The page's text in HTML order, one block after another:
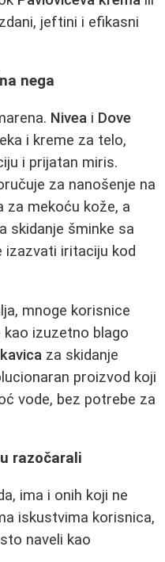
jeftini i efikasni
nega
Nivea i Dove
i kreme za telo,
i prijatan miris.
za nanošenje na
za mekoću kože, a
skidanje šminke sa
izazvati iritaciju kod
mnoge korisnice
kao izuzetno blago
za skidanje
proizvod koji
vode, bez potrebe za
razočarali
ima i onih koji ne
iskustvima korisnica,
naveli kao